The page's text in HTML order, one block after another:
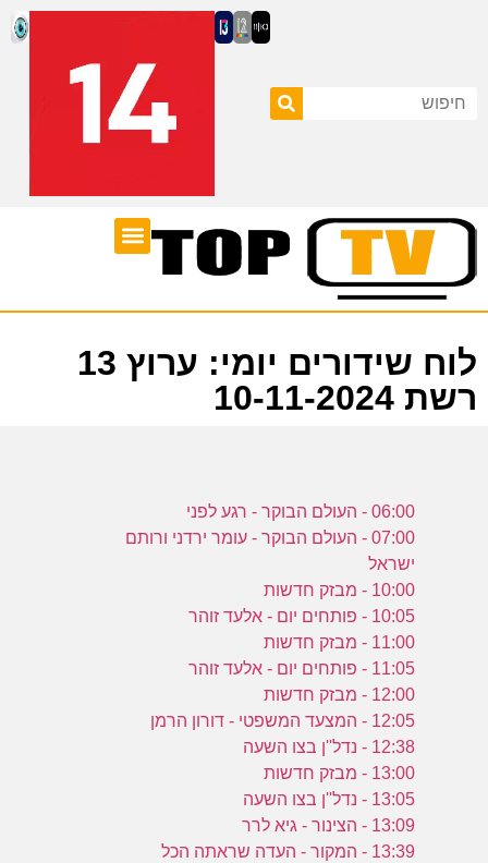
לוח שידורים יומי: ערוץ 13
רשת 10-11-2024
06:00 - העולם הבוקר - רגע לפני
07:00 - העולם הבוקר - עומר ירדני ורותם
ישראל
10:00 - מבזק חדשות
10:05 - פותחים יום - אלעד זוהר
11:00 - מבזק חדשות
11:05 - פותחים יום - אלעד זוהר
12:00 - מבזק חדשות
12:05 - המצעד המשפטי - דורון הרמן
12:38 - נדל''ן בצו השעה
13:00 - מבזק חדשות
13:05 - נדל''ן בצו השעה
13:09 - הצינור - גיא לרר
13:39 - המקור - העדה שראתה הכל